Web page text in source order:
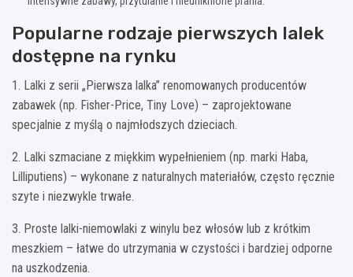
Popularne rodzaje pierwszych lalek
dostępne na rynku
1. Lalki z serii „Pierwsza lalka” renomowanych producentów
zabawek (np. Fisher-Price, Tiny Love) – zaprojektowane
specjalnie z myślą o najmłodszych dzieciach.
2. Lalki szmaciane z miękkim wypełnieniem (np. marki Haba,
Lilliputiens) – wykonane z naturalnych materiałów, często ręcznie
szyte i niezwykle trwałe.
3. Proste lalki-niemowlaki z winylu bez włosów lub z krótkim
meszkiem – łatwe do utrzymania w czystości i bardziej odporne
na uszkodzenia.